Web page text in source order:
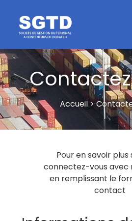
Accueil >
Pour en savoir plus
connectez-vous avec
en remplissant le
contact